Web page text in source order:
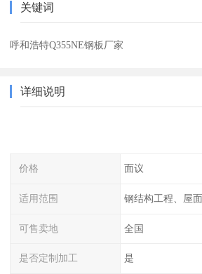
关键词
呼和浩特Q355NE钢板厂家
详细说明
价格 面议
适用范围 钢结构工程、屋
可售卖地 全国
是否定制加工 是